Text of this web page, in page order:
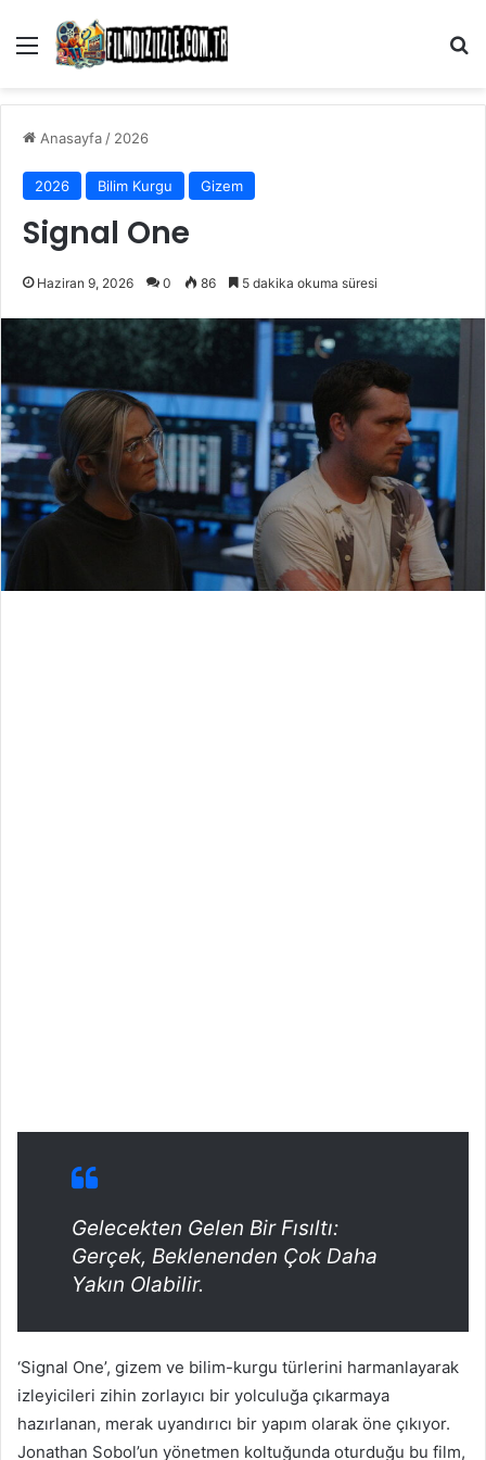
Menü
Anasayfa/ 2026
2026 Bilim Kurgu Gizem
Signal One
Haziran 9, 2026 0 86 5 dakika okuma süresi
Gelecekten Gelen Bir Fısıltı:
Gerçek, Beklenenden Çok Daha
Yakın Olabilir.
‘Signal One’, gizem ve bilim-kurgu türlerini harmanlayarak
izleyicileri zihin zorlayıcı bir yolculuğa çıkarmaya
hazırlanan, merak uyandırıcı bir yapım olarak öne çıkıyor.
Jonathan Sobol’un yönetmen koltuğunda oturduğu bu film,